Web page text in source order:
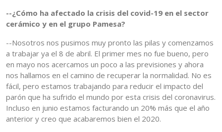
--¿Cómo ha afectado la crisis del covid-19 en el sector
cerámico y en el grupo Pamesa?
--Nosotros nos pusimos muy pronto las pilas y comenzamos
a trabajar ya el 8 de abril. El primer mes no fue bueno, pero
en mayo nos acercamos un poco a las previsiones y ahora
nos hallamos en el camino de recuperar la normalidad. No es
fácil, pero estamos trabajando para reducir el impacto del
parón que ha sufrido el mundo por esta crisis del coronavirus.
Incluso en junio estamos facturando un 20% más que el año
anterior y creo que acabaremos bien el 2020.